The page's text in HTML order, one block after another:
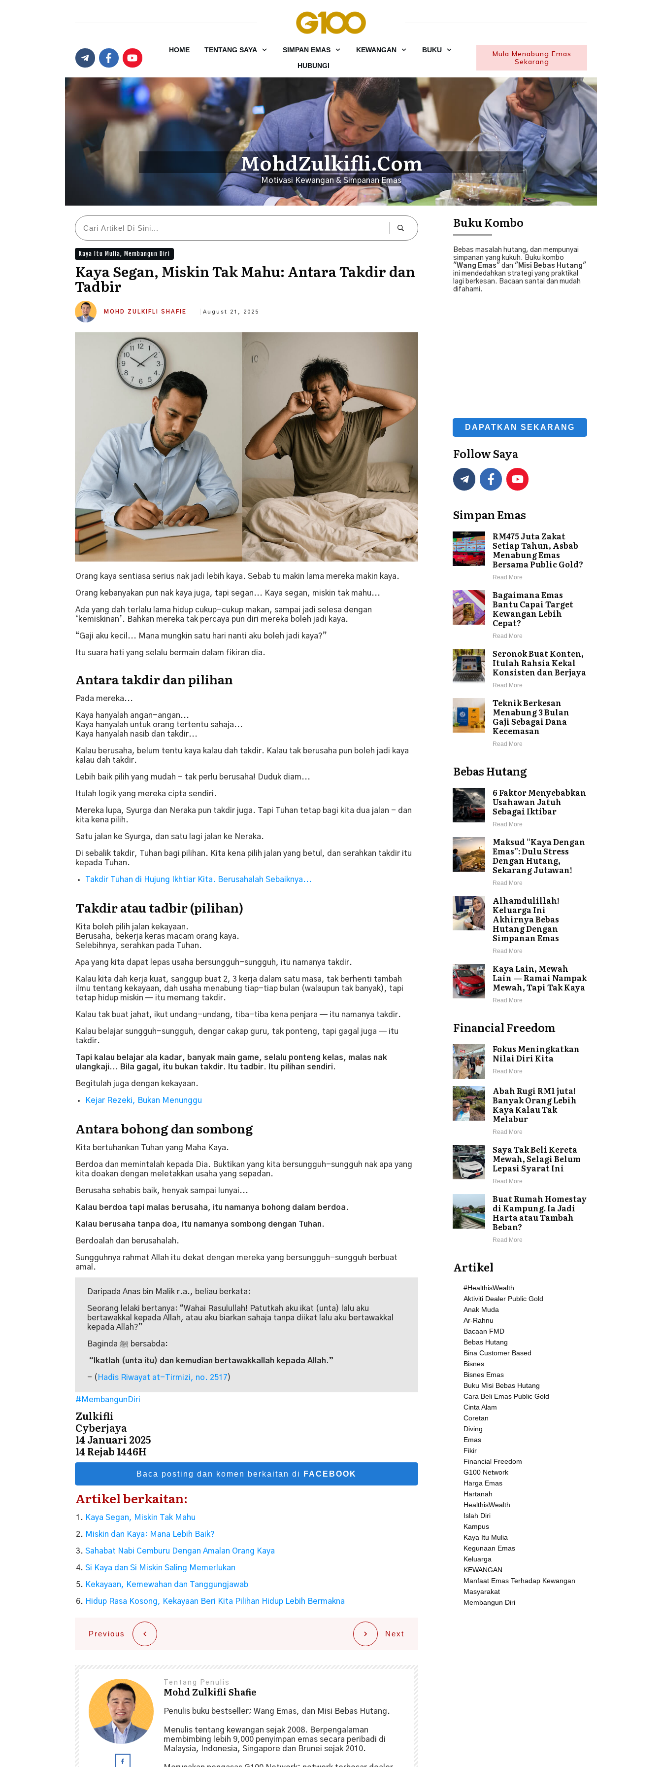
HOME TENTANG SAYA SIMPAN EMAS KEWANGAN
BUKU
HUBUNGI
Mula Menabung Emas
Sekarang
MohdZulkifli.Com
Motivasi Kewangan & Simpanan Emas
Kaya Itu Mulia, Membangun Diri
Kaya Segan, Miskin Tak Mahu: Antara Takdir dan
Tadbir
MOHD ZULKIFLI SHAFIE August 21, 2025
Orang kaya sentiasa serius nak jadi lebih kaya. Sebab tu makin lama mereka makin kaya.
Orang kebanyakan pun nak kaya juga, tapi segan... Kaya segan, miskin tak mahu...
Ada yang dah terlalu lama hidup cukup-cukup makan, sampai jadi selesa dengan
‘kemiskinan’. Bahkan mereka tak percaya pun diri mereka boleh jadi kaya.
“Gaji aku kecil... Mana mungkin satu hari nanti aku boleh jadi kaya?”
Itu suara hati yang selalu bermain dalam fikiran dia.
Antara takdir dan pilihan
Pada mereka...
Kaya hanyalah angan-angan...
Kaya hanyalah untuk orang tertentu sahaja...
Kaya hanyalah nasib dan takdir...
Kalau berusaha, belum tentu kaya kalau dah takdir. Kalau tak berusaha pun boleh jadi kaya
kalau dah takdir.
Lebih baik pilih yang mudah - tak perlu berusaha! Duduk diam...
Itulah logik yang mereka cipta sendiri.
Mereka lupa, Syurga dan Neraka pun takdir juga. Tapi Tuhan tetap bagi kita dua jalan - dan
kita kena pilih.
Satu jalan ke Syurga, dan satu lagi jalan ke Neraka.
Di sebalik takdir, Tuhan bagi pilihan. Kita kena pilih jalan yang betul, dan serahkan takdir itu
kepada Tuhan.
Takdir Tuhan di Hujung Ikhtiar Kita. Berusahalah Sebaiknya...
Takdir atau tadbir (pilihan)
Kita boleh pilih jalan kekayaan.
Berusaha, bekerja keras macam orang kaya.
Selebihnya, serahkan pada Tuhan.
Apa yang kita dapat lepas usaha bersungguh-sungguh, itu namanya takdir.
Kalau kita dah kerja kuat, sanggup buat 2, 3 kerja dalam satu masa, tak berhenti tambah
ilmu tentang kekayaan, dah usaha menabung tiap-tiap bulan (walaupun tak banyak), tapi
tetap hidup miskin — itu memang takdir.
Kalau tak buat jahat, ikut undang-undang, tiba-tiba kena penjara — itu namanya takdir.
Kalau belajar sungguh-sungguh, dengar cakap guru, tak ponteng, tapi gagal juga — itu
takdir.
Tapi kalau belajar ala kadar, banyak main game, selalu ponteng kelas, malas nak
ulangkaji... Bila gagal, itu bukan takdir. Itu tadbir. Itu pilihan sendiri.
Begitulah juga dengan kekayaan.
Kejar Rezeki, Bukan Menunggu
Antara bohong dan sombong
Kita bertuhankan Tuhan yang Maha Kaya.
Berdoa dan memintalah kepada Dia. Buktikan yang kita bersungguh-sungguh nak apa yang
kita doakan dengan meletakkan usaha yang sepadan.
Berusaha sehabis baik, henyak sampai lunyai...
Kalau berdoa tapi malas berusaha, itu namanya bohong dalam berdoa.
Kalau berusaha tanpa doa, itu namanya sombong dengan Tuhan.
Berdoalah dan berusahalah.
Sungguhnya rahmat Allah itu dekat dengan mereka yang bersungguh-sungguh berbuat
amal.
Daripada Anas bin Malik r.a., beliau berkata:
Seorang lelaki bertanya: “Wahai Rasulullah! Patutkah aku ikat (unta) lalu aku
bertawakkal kepada Allah, atau aku biarkan sahaja tanpa diikat lalu aku bertawakkal
kepada Allah?”
Baginda ﷺ bersabda:
“Ikatlah (unta itu) dan kemudian bertawakkallah kepada Allah.”
- ( Hadis Riwayat at-Tirmizi, no. 2517)
#MembangunDiri
Zulkifli
Cyberjaya
14 Januari 2025
14 Rejab 1446H
Baca posting dan komen berkaitan di FACEBOOK
Artikel berkaitan:
Kaya Segan, Miskin Tak Mahu
Miskin dan Kaya: Mana Lebih Baik?
Sahabat Nabi Cemburu Dengan Amalan Orang Kaya
Si Kaya dan Si Miskin Saling Memerlukan
Kekayaan, Kemewahan dan Tanggungjawab
Hidup Rasa Kosong, Kekayaan Beri Kita Pilihan Hidup Lebih Bermakna
Previous Next
Tentang Penulis
Mohd Zulkifli Shafie
Penulis buku bestseller; Wang Emas, dan Misi Bebas Hutang.
Menulis tentang kewangan sejak 2008. Berpengalaman
membimbing lebih 9,000 penyimpan emas secara peribadi di
Malaysia, Indonesia, Singapore dan Brunei sejak 2010.
Buku Kombo
Bebas masalah hutang, dan mempunyai
simpanan yang kukuh. Buku kombo
"Wang Emas" dan " Misi Bebas Hutang"
ini mendedahkan strategi yang praktikal
lagi berkesan. Bacaan santai dan mudah
difahami.
DAPATKAN SEKARANG
Follow Saya
Simpan Emas
RM475 Juta Zakat
Setiap Tahun, Asbab
Menabung Emas
Bersama Public Gold?
Read More
Bagaimana Emas
Bantu Capai Target
Kewangan Lebih
Cepat?
Read More
Seronok Buat Konten,
Itulah Rahsia Kekal
Konsisten dan Berjaya
Read More
Teknik Berkesan
Menabung 3 Bulan
Gaji Sebagai Dana
Kecemasan
Read More
Bebas Hutang
6 Faktor Menyebabkan
Usahawan Jatuh
Sebagai Iktibar
Read More
Maksud “Kaya Dengan
Emas”: Dulu Stress
Dengan Hutang,
Sekarang Jutawan!
Read More
Alhamdulillah!
Keluarga Ini
Akhirnya Bebas
Hutang Dengan
Simpanan Emas
Read More
Kaya Lain, Mewah
Lain — Ramai Nampak
Mewah, Tapi Tak Kaya
Read More
Financial Freedom
Fokus Meningkatkan
Nilai Diri Kita
Read More
Abah Rugi RM1 juta!
Banyak Orang Lebih
Kaya Kalau Tak
Melabur
Read More
Saya Tak Beli Kereta
Mewah, Selagi Belum
Lepasi Syarat Ini
Read More
Buat Rumah Homestay
di Kampung. Ia Jadi
Harta atau Tambah
Beban?
Read More
Artikel
#HealthisWealth
Aktiviti Dealer Public Gold
Anak Muda
Ar-Rahnu
Bacaan FMD
Bebas Hutang
Bina Customer Based
Bisnes
Bisnes Emas
Buku Misi Bebas Hutang
Cara Beli Emas Public Gold
Cinta Alam
Coretan
Diving
Emas
Fikir
Financial Freedom
G100 Network
Harga Emas
Hartanah
HealthisWealth
Islah Diri
Kampus
Kaya Itu Mulia
Kegunaan Emas
Keluarga
KEWANGAN
Manfaat Emas Terhadap Kewangan
Masyarakat
Membangun Diri